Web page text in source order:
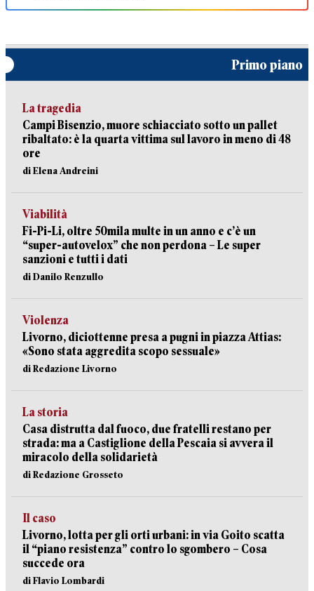
Primo piano
La tragedia
Campi Bisenzio, muore schiacciato sotto un pallet
ribaltato: è la quarta vittima sul lavoro in meno di 48
ore
di Elena Andreini
Viabilità
Fi-Pi-Li, oltre 50mila multe in un anno e c’è un
“super-autovelox” che non perdona – Le super
sanzioni e tutti i dati
di Danilo Renzullo
Violenza
Livorno, diciottenne presa a pugni in piazza Attias:
«Sono stata aggredita scopo sessuale»
di Redazione Livorno
La storia
Casa distrutta dal fuoco, due fratelli restano per
strada: ma a Castiglione della Pescaia si avvera il
miracolo della solidarietà
di Redazione Grosseto
Il caso
Livorno, lotta per gli orti urbani: in via Goito scatta
il “piano resistenza” contro lo sgombero – Cosa
succede ora
di Flavio Lombardi